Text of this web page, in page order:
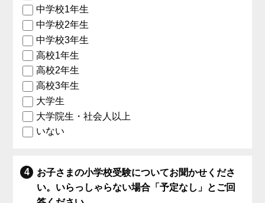
中学校1年生
中学校2年生
中学校3年生
高校1年生
高校2年生
高校3年生
大学生
大学院生・社会人以上
いない
お子さまの小学校受験についてお聞かせくださ
い。いらっしゃらない場合「予定なし」とご回